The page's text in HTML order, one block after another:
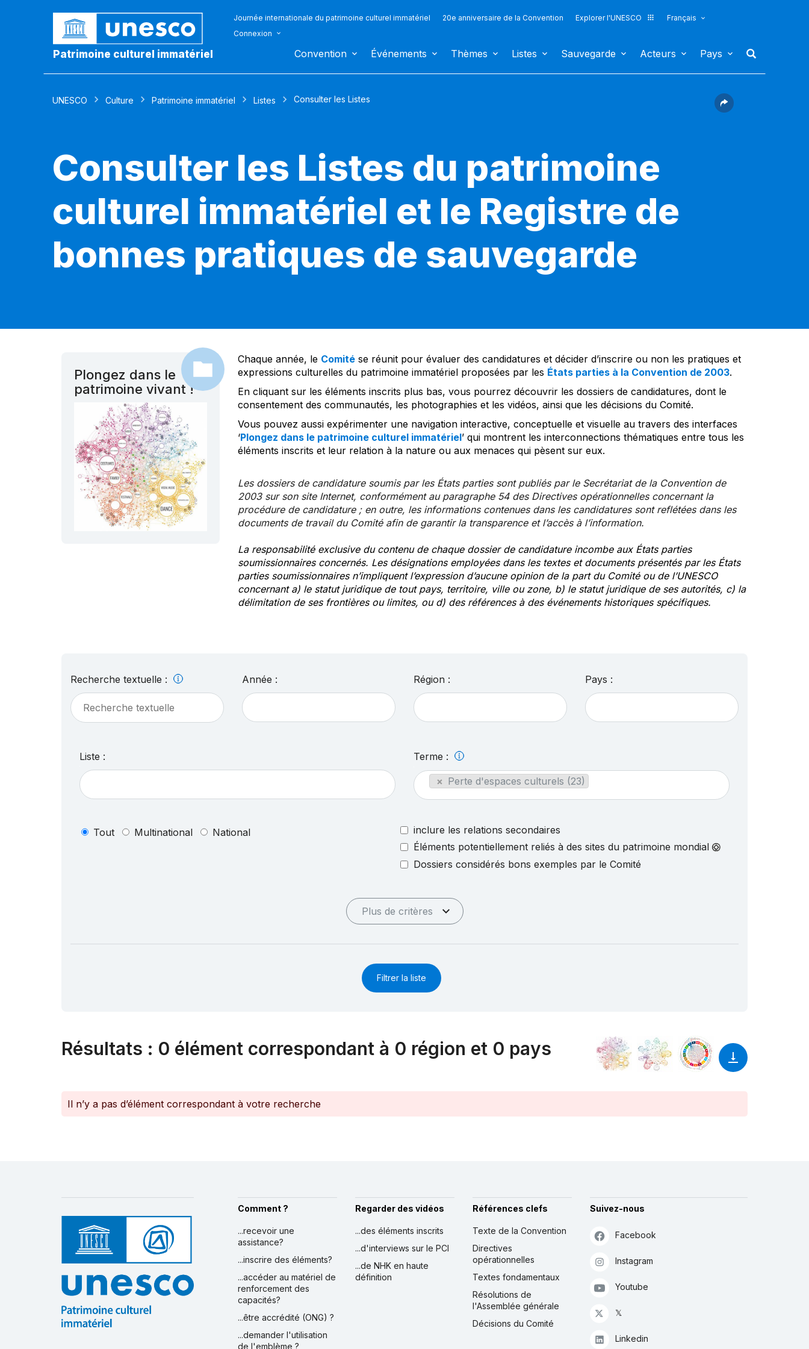
Patrimoine culturel immatériel
Journée internationale du patrimoine culturel immatériel 20e anniversaire de la Convention Explorer l'UNESCO
Français
Connexion
Convention Événements Thèmes Listes Sauvegarde Acteurs Pays
UNESCO Culture Patrimoine immatériel Listes Consulter les Listes
Consulter les Listes du patrimoine
culturel immatériel et le Registre de
bonnes pratiques de sauvegarde
Plongez dans le
patrimoine vivant !
Chaque année, le Comitése réunit pour évaluer des candidatures et décider d’inscrire ou non les pratiques et
expressions culturelles du patrimoine immatériel proposées par les États parties à la Convention de 2003.
En cliquant sur les éléments inscrits plus bas, vous pourrez découvrir les dossiers de candidatures, dont le
consentement des communautés, les photographies et les vidéos, ainsi que les décisions du Comité.
Vous pouvez aussi expérimenter une navigation interactive, conceptuelle et visuelle au travers des interfaces
‘Plongez dans le patrimoine culturel immatériel’ qui montrent les interconnections thématiques entre tous les
éléments inscrits et leur relation à la nature ou aux menaces qui pèsent sur eux.
Les dossiers de candidature soumis par les États parties sont publiés par le Secrétariat de la Convention de
2003 sur son site Internet, conformément au paragraphe 54 des Directives opérationnelles concernant la
procédure de candidature ; en outre, les informations contenues dans les candidatures sont reflétées dans les
documents de travail du Comité afin de garantir la transparence et l’accès à l’information.
La responsabilité exclusive du contenu de chaque dossier de candidature incombe aux États parties
soumissionnaires concernés. Les désignations employées dans les textes et documents présentés par les États
parties soumissionnaires n’impliquent l’expression d’aucune opinion de la part du Comité ou de l’UNESCO
concernant a) le statut juridique de tout pays, territoire, ville ou zone, b) le statut juridique de ses autorités, c) la
délimitation de ses frontières ou limites, ou d) des références à des événements historiques spécifiques.
Recherche textuelle : Année : Région : Pays :
Liste : Terme :
× Perte d'espaces culturels (23)
Tout Multinational National
inclure les relations secondaires
Éléments potentiellement reliés à des sites du patrimoine mondial
Dossiers considérés bons exemples par le Comité
Plus de critères
Filtrer la liste
Résultats : 0 élément correspondant à 0 région et 0 pays
Il n’y a pas d’élément correspondant à votre recherche
Comment ?
...recevoir une
assistance?
...inscrire des éléments?
...accéder au matériel de
renforcement des
capacités?
...être accrédité (ONG) ?
...demander l'utilisation
de l'emblème ?
Regarder des vidéos
...des éléments inscrits
...d'interviews sur le PCI
...de NHK en haute
définition
Références clefs
Texte de la Convention
Directives
opérationnelles
Textes fondamentaux
Résolutions de
l'Assemblée générale
Décisions du Comité
Suivez-nous
Facebook
Instagram
Youtube
𝕏
Linkedin